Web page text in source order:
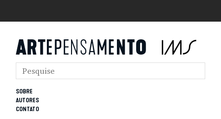
SOBRE
AUTORES
CONTATO